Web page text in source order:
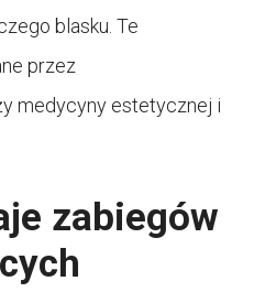
blasku. Te
przez
medycyny estetycznej i
zabiegów